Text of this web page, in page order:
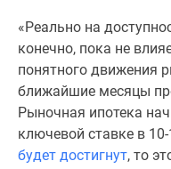
недвижимости
Новостройки
Ленинградской
области
ИТ-
ипотека
Квартиры
«Реально на
конечно, пока не
понятного движения
ближайшие месяцы
Рыночная ипотека
ключевой ставке в
будет достигнут, то